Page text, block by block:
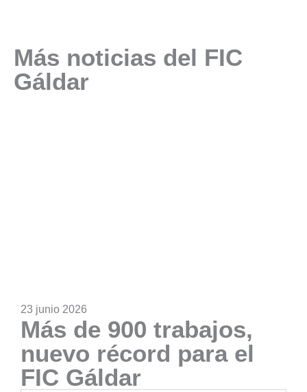
Más noticias del FIC
Gáldar
23 junio 2026
Más de 900 trabajos,
nuevo récord para el
FIC Gáldar